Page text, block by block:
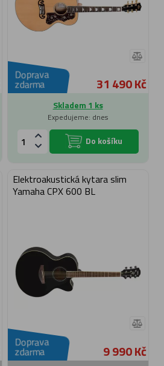
Doprava
zdarma 31 490 Kč
Skladem 1 ks
Expedujeme: dnes
Do košíku
Elektroakustická kytara slim
Yamaha CPX 600 BL
Doprava
zdarma 9 990 Kč